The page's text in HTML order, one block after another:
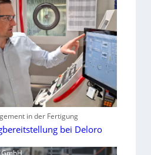
in der Fertigung
bei Deloro